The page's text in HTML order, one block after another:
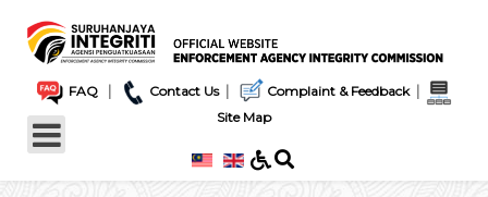
FAQ | Contact Us| Complaint & Feedback|
Site Map